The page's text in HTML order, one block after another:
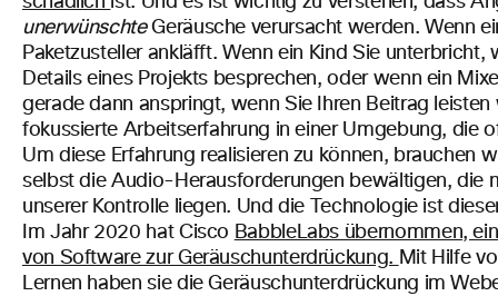
unerwünschte Geräusche verursacht werden. Wenn
Paketzusteller ankläfft. Wenn ein Kind Sie unterbricht,
Details eines Projekts besprechen, oder wenn ein
gerade dann anspringt, wenn Sie Ihren Beitrag leisten
fokussierte Arbeitserfahrung in einer Umgebung, die
Um diese Erfahrung realisieren zu können, brauchen
selbst die Audio-Herausforderungen bewältigen, die
unserer Kontrolle liegen. Und die Technologie ist
Im Jahr 2020 hat Cisco BabbleLabs übernommen,
von Software zur Geräuschunterdrückung. Mit Hilfe
Lernen haben sie die Geräuschunterdrückung im